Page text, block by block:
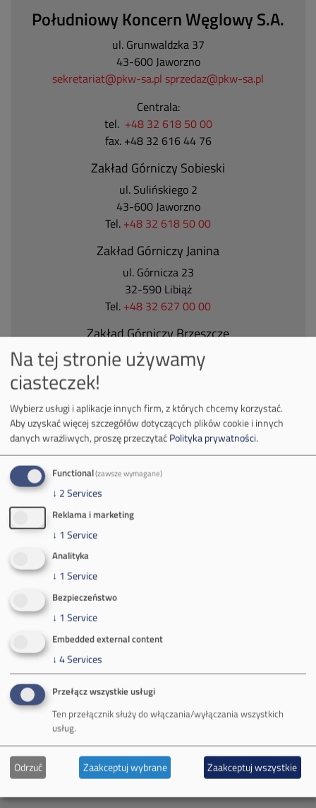
Południowy Koncern Węglowy S.A.
ul. Grunwaldzka 37
43-600 Jaworzno
sekretariat@pkw-sa.pl sprzedaz@pkw-sa.pl
Centrala:
tel. +48 32 618 50 00
fax. +48 32 616 44 76
Zakład Górniczy Sobieski
ul. Sulińskiego 2
43-600 Jaworzno
Tel. +48 32 618 50 00
Zakład Górniczy Janina
ul. Górnicza 23
32-590 Libiąż
Tel. +48 32 627 00 00
Zakład Górniczy Brzeszcze
ul.Kościuszki 1
32-620 Brzeszcze
Kontakt dla mediów:
media@pkw-sa.pl
+48 32 618 56 02
(poniedziałek-piątek 7:00-15:00)
Spółka Południowy Koncern Węglowy
Zakład Górniczy Brzeszcze
Zakład Górniczy Janina
Zakład Górniczy Sobieski
Na tej stronie używamy
ciasteczek!
Wybierz usługi i aplikacje innych firm, z których chcemy korzystać.
Aby uzyskać więcej szczegółów dotyczących plików cookie i innych
danych wrażliwych, proszę przeczytaćPolityka prywatności.
Functional(zawsze wymagane)
↓ 2Services
Reklama i marketing
↓ 1 Service
Analityka
↓ 1 Service
Bezpieczeństwo
↓ 1 Service
Embedded external content
↓ 4Services
Przełącz wszystkie usługi
Ten przełącznik służy do włączania/wyłączania wszystkich
usług.
Odrzuć Zaakceptuj wybrane Zaakceptuj wszystkie